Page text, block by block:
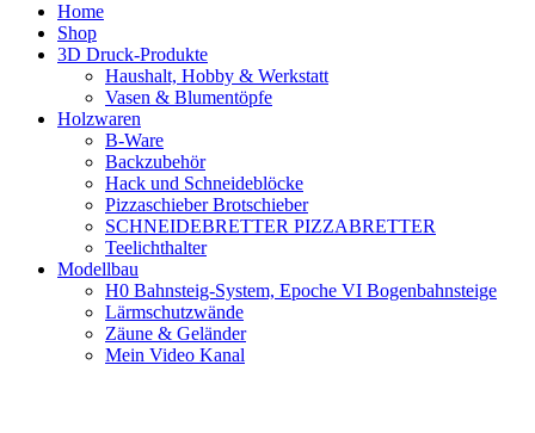
Home
Shop
3D Druck-Produkte
Haushalt, Hobby & Werkstatt
Vasen & Blumentöpfe
Holzwaren
B-Ware
Backzubehör
Hack und Schneideblöcke
Pizzaschieber Brotschieber
SCHNEIDEBRETTER PIZZABRETTER
Teelichthalter
Modellbau
H0 Bahnsteig-System, Epoche VI Bogenbahnsteige
Lärmschutzwände
Zäune & Geländer
Mein Video Kanal